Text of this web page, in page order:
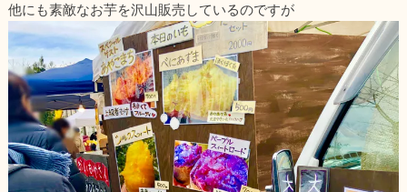
他にも素敵なお芋を沢山販売しているのですが